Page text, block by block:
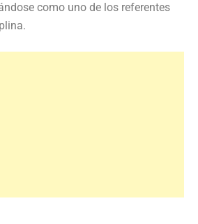
como uno de los referentes